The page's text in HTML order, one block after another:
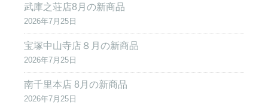
武庫之荘店8月の新商品
2026年7月25日
宝塚中山寺店８月の新商品
2026年7月25日
南千里本店 8月の新商品
2026年7月25日